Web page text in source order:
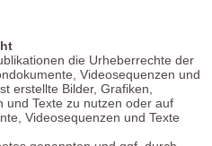
die Urheberrechte der
Videosequenzen und
erstellte Bilder, Grafiken,
und Texte zu nutzen oder auf
Videosequenzen und Texte